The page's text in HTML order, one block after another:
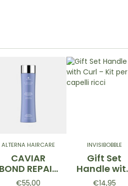
ALTERNA HAIRCARE
CAVIAR
BOND REPAIR
Conditioner
€55,00
INVISIBOBBLE
Gift Set
Handle
Curl – Kit
€14,95